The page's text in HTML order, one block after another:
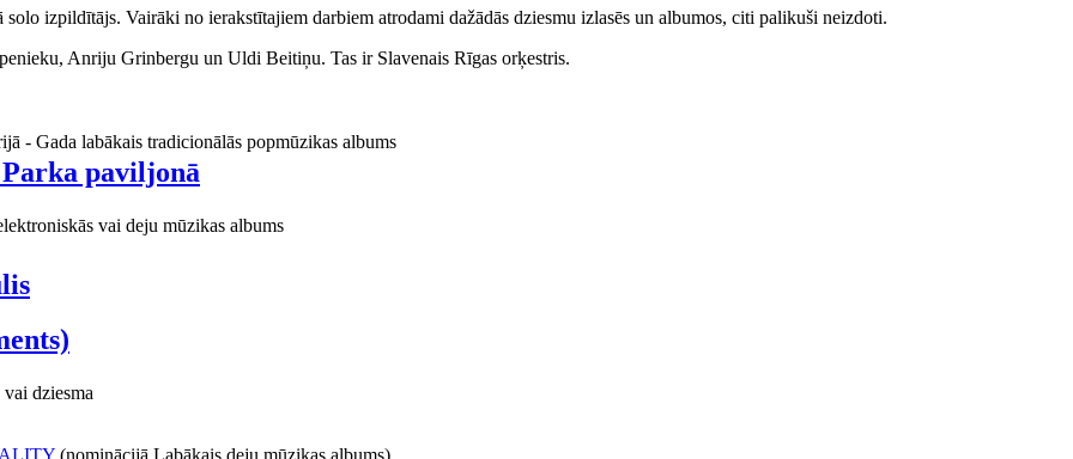
paviljonā
izpildītājs. Vairāki no ierakstītajiem darbiem atrodami dažādās dziesmu izlasēs un albumos, citi palikuši neizdoti.
Anriju Grinbergu un Uldi Beitiņu. Tas ir Slavenais Rīgas orķestris.
- Gada labākais tradicionālās popmūzikas albums
vai deju mūzikas albums
dziesma
(nominācijā Labākais deju mūzikas albums)